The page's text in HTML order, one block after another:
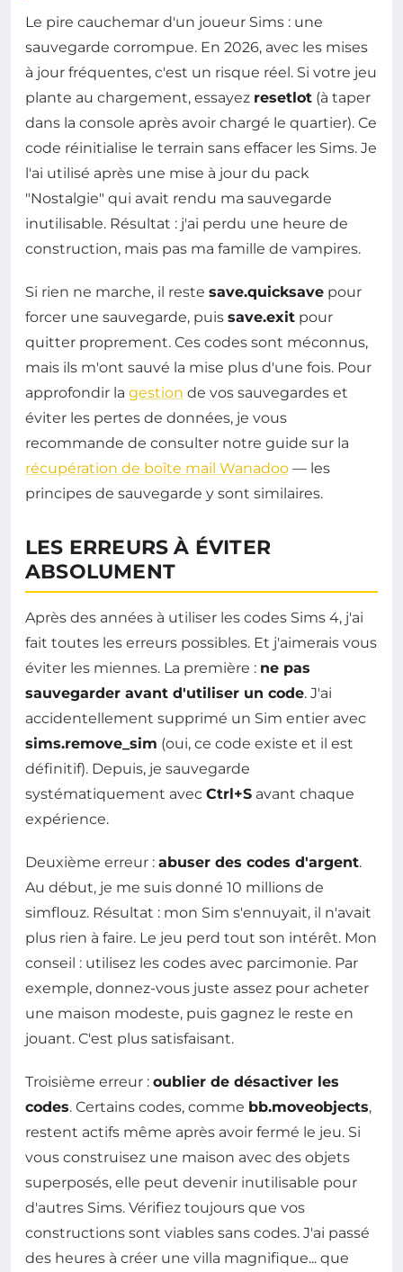
Le pire cauchemar d'un joueur Sims : une
sauvegarde corrompue. En 2026, avec les mises
à jour fréquentes, c'est un risque réel. Si votre jeu
plante au chargement, essayez resetlot (à taper
dans la console après avoir chargé le quartier). Ce
code réinitialise le terrain sans effacer les Sims. Je
l'ai utilisé après une mise à jour du pack
"Nostalgie" qui avait rendu ma sauvegarde
inutilisable. Résultat : j'ai perdu une heure de
construction, mais pas ma famille de vampires.
Si rien ne marche, il reste save.quicksave pour
forcer une sauvegarde, puis save.exit pour
quitter proprement. Ces codes sont méconnus,
mais ils m'ont sauvé la mise plus d'une fois. Pour
approfondir la gestion de vos sauvegardes et
éviter les pertes de données, je vous
recommande de consulter notre guide sur la
récupération de boîte mail Wanadoo — les
principes de sauvegarde y sont similaires.
LES ERREURS À ÉVITER
ABSOLUMENT
Après des années à utiliser les codes Sims 4, j'ai
fait toutes les erreurs possibles. Et j'aimerais vous
éviter les miennes. La première : ne pas
sauvegarder avant d'utiliser un code. J'ai
accidentellement supprimé un Sim entier avec
sims.remove_sim (oui, ce code existe et il est
définitif). Depuis, je sauvegarde
systématiquement avec Ctrl+S avant chaque
expérience.
Deuxième erreur : abuser des codes d'argent.
Au début, je me suis donné 10 millions de
simflouz. Résultat : mon Sim s'ennuyait, il n'avait
plus rien à faire. Le jeu perd tout son intérêt. Mon
conseil : utilisez les codes avec parcimonie. Par
exemple, donnez-vous juste assez pour acheter
une maison modeste, puis gagnez le reste en
jouant. C'est plus satisfaisant.
Troisième erreur : oublier de désactiver les
codes. Certains codes, comme bb.moveobjects,
restent actifs même après avoir fermé le jeu. Si
vous construisez une maison avec des objets
superposés, elle peut devenir inutilisable pour
d'autres Sims. Vérifiez toujours que vos
constructions sont viables sans codes. J'ai passé
des heures à créer une villa magnifique... que